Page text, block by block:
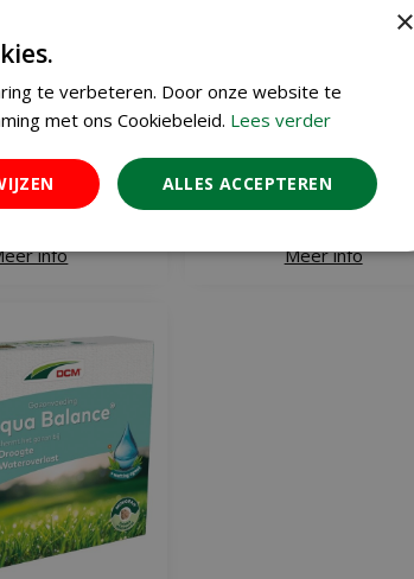
gazon anti-mos
3 kg
20,50
info
€12
Meer info
IN WINKELWAGEN
×
te verbeteren. Door onze website te
met ons Cookiebeleid. Lees verder
ALLES ACCEPTEREN